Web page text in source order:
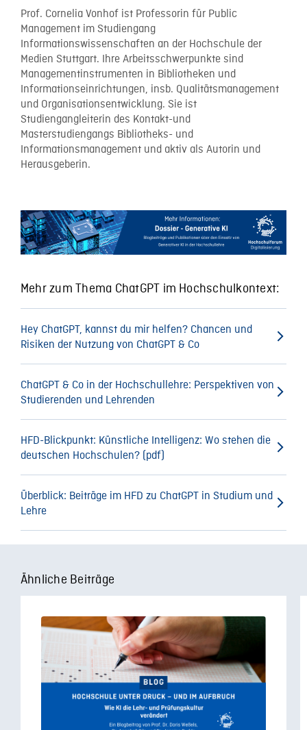
Prof. Cornelia Vonhof ist Professorin für Public
Management im Studiengang
Informationswissenschaften an der Hochschule der
Medien Stuttgart. Ihre Arbeitsschwerpunkte sind
Managementinstrumenten in Bibliotheken und
Informationseinrichtungen, insb. Qualitätsmanagement
und Organisationsentwicklung. Sie ist
Studiengangleiterin des Kontakt-und
Masterstudiengangs Bibliotheks- und
Informationsmanagement und aktiv als Autorin und
Herausgeberin.
Mehr zum Thema ChatGPT im Hochschulkontext:
Hey ChatGPT, kannst du mir helfen? Chancen und
Risiken der Nutzung von ChatGPT & Co
ChatGPT & Co in der Hochschullehre: Perspektiven von
Studierenden und Lehrenden
HFD-Blickpunkt: Künstliche Intelligenz: Wo stehen die
deutschen Hochschulen? (pdf)
Überblick: Beiträge im HFD zu ChatGPT in Studium und
Lehre
Ähnliche Beiträge